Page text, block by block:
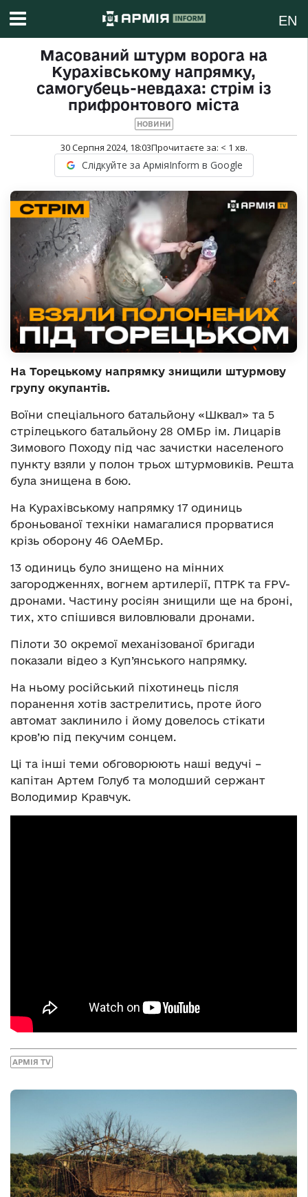
EN
Масований штурм ворога на
Курахівському напрямку,
самогубець-невдаха: стрім із
прифронтового міста
НОВИНИ
30 Серпня 2024, 18:03Прочитаєте за: < 1 хв.
Слідкуйте за АрміяInform в Google
На Торецькому напрямку знищили штурмову
групу окупантів.
Воїни спеціального батальйону «Шквал» та 5
стрілецького батальйону 28 ОМБр ім. Лицарів
Зимового Походу під час зачистки населеного
пункту взяли у полон трьох штурмовиків. Решта
була знищена в бою.
На Курахівському напрямку 17 одиниць
броньованої техніки намагалися прорватися
крізь оборону 46 ОАеМБр.
13 одиниць було знищено на мінних
загородженнях, вогнем артилерії, ПТРК та FPV-
дронами. Частину росіян знищили ще на броні,
тих, хто спішився виловлювали дронами.
Пілоти 30 окремої механізованої бригади
показали відео з Куп’янського напрямку.
На ньому російський піхотинець після
поранення хотів застрелитись, проте його
автомат заклинило і йому довелось стікати
кров’ю під пекучим сонцем.
Ці та інші теми обговорюють наші ведучі –
капітан Артем Голуб та молодший сержант
Володимир Кравчук.
АРМІЯ TV